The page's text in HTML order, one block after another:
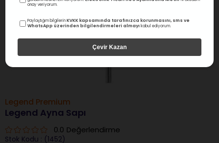
Legend Premium
Legend Ayna Sapı
0.0 Değerlendirme
Stok Kodu (1452)
onay veriyorum.
Paylaştığım bilgilerinKVKK kapsamında tarafınızca korunmasını, sms ve
WhatsApp üzerinden bilgilendirmeleri almayı kabul ediyorum.
Çevir Kazan